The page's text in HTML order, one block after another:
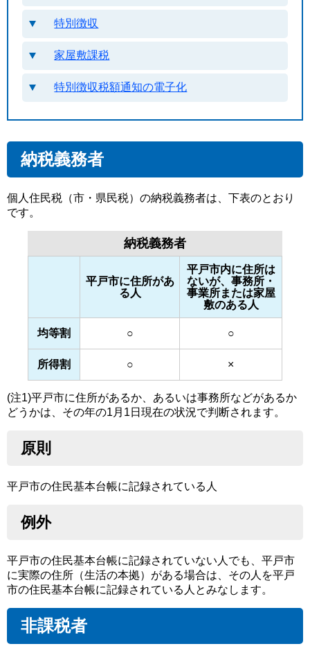
特別徴収
家屋敷課税
特別徴収税額通知の電子化
納税義務者
個人住民税（市・県民税）の納税義務者は、下表のとおり
です。
納税義務者
平戸市に住所があ
る人
平戸市内に住所は
ないが、事務所・
事業所または家屋
敷のある人
均等割 ○ ○
所得割 ○ ×
(注1)平戸市に住所があるか、あるいは事務所などがあるか
どうかは、その年の1月1日現在の状況で判断されます。
原則
平戸市の住民基本台帳に記録されている人
例外
平戸市の住民基本台帳に記録されていない人でも、平戸市
に実際の住所（生活の本拠）がある場合は、その人を平戸
市の住民基本台帳に記録されている人とみなします。
非課税者